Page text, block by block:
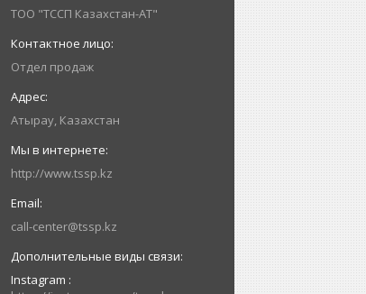
ТОО "ТССП Казахстан-АТ"
Отдел продаж
Атырау, Казахстан
http://www.tssp.kz
call-center@tssp.kz
Instagram